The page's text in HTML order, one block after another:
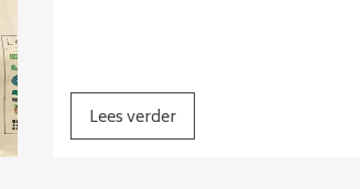
Lees verder